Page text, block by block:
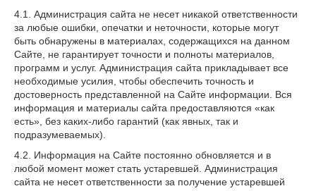
4.1. Администрация сайта не несет никакой ответственности
за любые ошибки, опечатки и неточности, которые могут
быть обнаружены в материалах, содержащихся на данном
Сайте, не гарантирует точности и полноты материалов,
программ и услуг. Администрация сайта прикладывает все
необходимые усилия, чтобы обеспечить точность и
достоверность представленной на Сайте информации. Вся
информация и материалы сайта предоставляются «как
есть», без каких-либо гарантий (как явных, так и
подразумеваемых).
4.2. Информация на Сайте постоянно обновляется и в
любой момент может стать устаревшей. Администрация
сайта не несет ответственности за получение устаревшей